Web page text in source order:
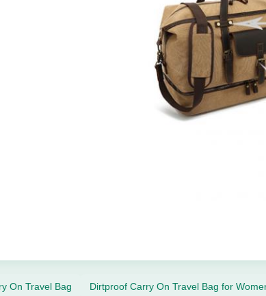
Dirtproof Carry On Travel Bag for
On Travel Bag